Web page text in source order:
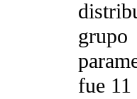
fue 11